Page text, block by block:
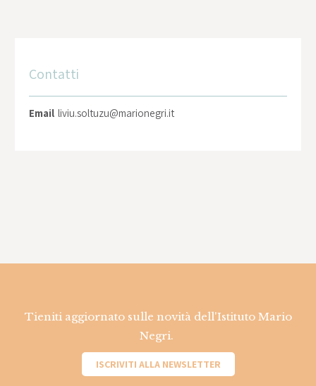
Contatti
Email liviu.soltuzu@marionegri.it
Tieniti aggiornato sulle novità dell'Istituto Mario
Negri.
ISCRIVITI ALLA NEWSLETTER